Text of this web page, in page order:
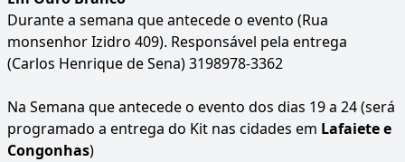
Durante a semana que antecede o evento (Rua
monsenhor Izidro 409). Responsável pela entrega
(Carlos Henrique de Sena) 3198978-3362
Na Semana que antecede o evento dos dias 19 a 24 (será
programado a entrega do Kit nas cidades em Lafaiete e
Congonhas)